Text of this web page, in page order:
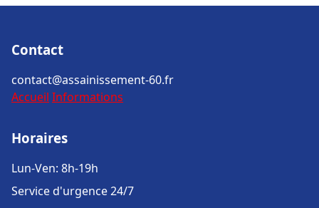
Contact
contact@assainissement-60.fr
Accueil Informations
Horaires
Lun-Ven: 8h-19h
Service d'urgence 24/7